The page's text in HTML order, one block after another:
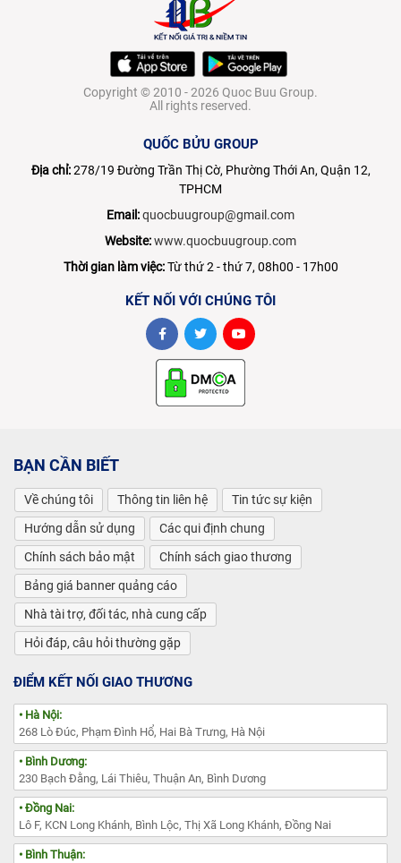
Copyright © 2010 - 2026 Quoc Buu Group.
All rights reserved.
QUỐC BỬU GROUP
Địa chỉ:278/19 Đường Trần Thị Cờ, Phường Thới An, Quận 12,
TPHCM
Email:quocbuugroup@gmail.com
Website:www.quocbuugroup.com
Thời gian làm việc:Từ thứ 2 - thứ 7, 08h00 - 17h00
KẾT NỐI VỚI CHÚNG TÔI
BẠN CẦN BIẾT
Về chúng tôi Thông tin liên hệ
Tin tức sự kiện
Hướng dẫn sử dụng
Các qui định chung
Chính sách bảo mật
Chính sách giao thương
Bảng giá banner quảng cáo
Nhà tài trợ, đối tác, nhà cung cấp
Hỏi đáp, câu hỏi thường gặp
ĐIỂM KẾT NỐI GIAO THƯƠNG
• Hà Nội:
268 Lò Đúc, Phạm Đình Hổ, Hai Bà Trưng, Hà Nội
• Bình Dương:
230 Bạch Đằng, Lái Thiêu, Thuận An, Bình Dương
• Đồng Nai:
Lô F, KCN Long Khánh, Bình Lộc, Thị Xã Long Khánh, Đồng Nai
• Bình Thuận: